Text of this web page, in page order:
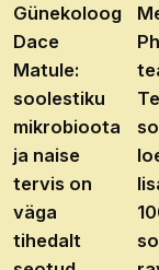
Günekoloog
Dace
Matule:
soolestiku
mikrobioota
ja naise
tervis on
väga
tihedalt